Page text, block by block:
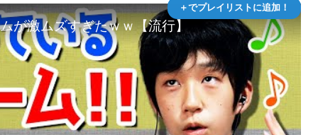
＋でプレイリストに追加！
が激ムズすぎたｗｗ【流行】